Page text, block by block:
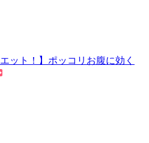
ット！】ポッコリお腹に効く